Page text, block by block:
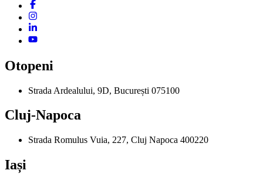
Otopeni
Strada Ardealului, 9D, București 075100
Cluj-Napoca
Strada Romulus Vuia, 227, Cluj Napoca 400220
Iași